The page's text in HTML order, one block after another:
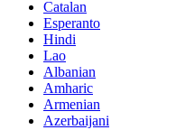
Catalan
Esperanto
Hindi
Lao
Albanian
Amharic
Armenian
Azerbaijani